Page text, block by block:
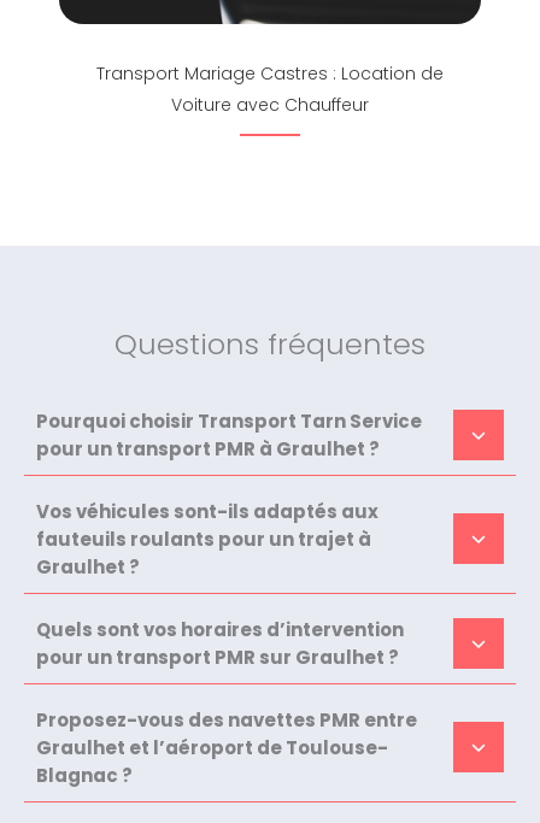
Transport Mariage Castres : Location de
Voiture avec Chauffeur
Questions fréquentes
Pourquoi choisir Transport Tarn Service
pour un transport PMR à Graulhet ?
Vos véhicules sont-ils adaptés aux
fauteuils roulants pour un trajet à
Graulhet ?
Quels sont vos horaires d’intervention
pour un transport PMR sur Graulhet ?
Proposez-vous des navettes PMR entre
Graulhet et l’aéroport de Toulouse-
Blagnac ?